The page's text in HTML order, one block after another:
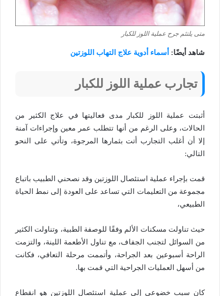
متى يلتئم جرح عملية اللوز للكبار
شاهد أيضًا: أسماء أدوية علاج التهاب اللوزتين
تجارب عملية اللوز للكبار
أثبتت عملية اللوز للكبار مدى فعاليتها في علاج الكثير من
الحالات، وعلى الرغم من أنها تتطلب عمر معين وإجراءات آمنة
إلا أن أغلب التجارب أتت بثمارها المرجوة، وتأتي على النحو
التالي:
قمت بإجراء عملية استئصال اللوزتين وقد نصحني الطبيب باتباع
مجموعة من التعليمات التي تساعد على العودة إلى نمط الحياة
الطبيعي،
حيث تناولت مسكنات الألم وفقًا للوصفة الطبية، وتناولت الكثير
من السوائل لتجنب الجفاف، مع تناول الأطعمة اللينة، والتزمت
الراحة أسبوعين بعد الجراحة، وأتممت مرحلة التعافي، فكانت
من أسهل العمليات الجراحية التي قمت بها.
كان سبب خضوعي إلى عملية استئصال اللوزتين هو انقطاع